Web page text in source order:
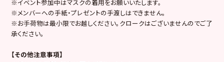
※イベント参加中はマスクの着用をお願いいたします。
※メンバーへの手紙・プレゼントの手渡しはできません。
※お手荷物は最小限でお越しください。クロークはございませんのでご了
承ください。
【その他注意事項】